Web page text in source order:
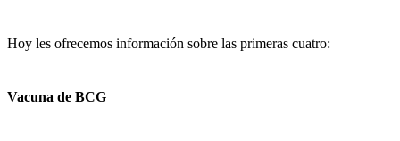
Hoy les ofrecemos información sobre las primeras cuatro:
Vacuna de BCG